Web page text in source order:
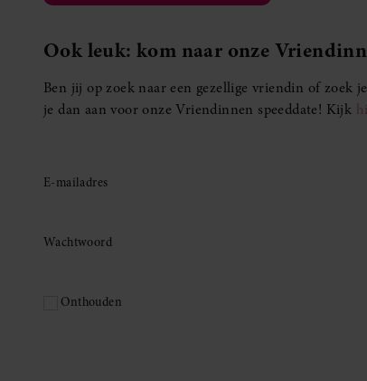
Ook leuk: kom naar onze
Ben jij op zoek naar een gezellige vriendin of zoek
je dan aan voor onze Vriendinnen speeddate! Kijk
E-mailadres
Wachtwoord
Onthouden